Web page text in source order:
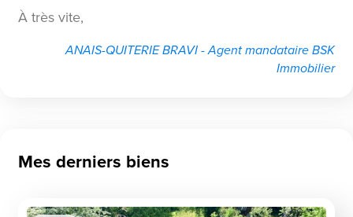
À très vite,
ANAIS-QUITERIE BRAVI - Agent mandataire BSK
Immobilier
Mes derniers biens